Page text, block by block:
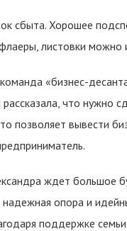
сбыта. Хорошее
листовки
«бизнес-
что нужно
позволяет вывести
ждет большое
надежная опора и
поддержке